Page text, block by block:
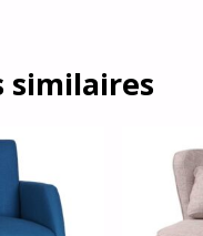
similaires